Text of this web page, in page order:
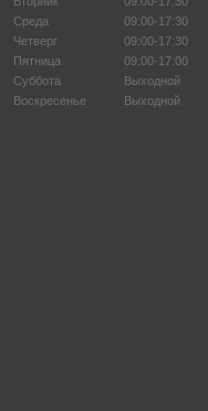
Среда
09:00-17:30
Четверг
09:00-17:30
Пятница
09:00-17:00
Суббота
Выходной
Воскресенье
Выходной